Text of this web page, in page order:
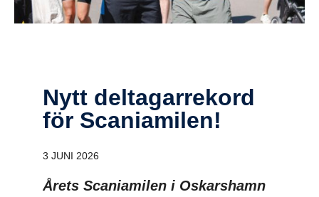
Nytt delta­gar­re­kord
för Scani­a­milen!
3 JUNI 2026
Årets Scaniamilen i Oskarshamn